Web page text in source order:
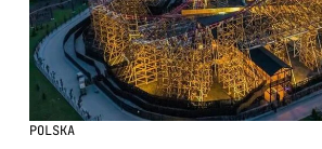
POLSKA